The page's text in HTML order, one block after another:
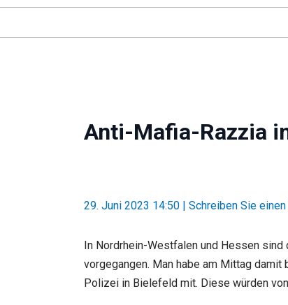
Anti-Mafia-Razzia
29. Juni 2023 14:50 Schreiben Sie
In Nordrhein-Westfalen und Hessen
vorgegangen. Man habe am Mittag
Polizei in Bielefeld mit. Diese würden